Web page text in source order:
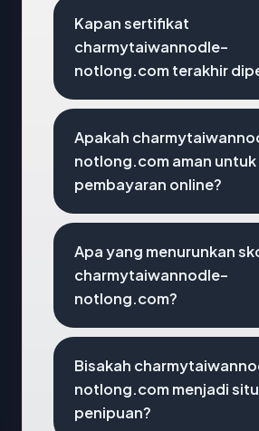
Kapan sertifikat
charmytaiwannodle-
notlong.com terakhir
Apakah
notlong.com aman untuk
pembayaran online?
Apa yang menurunkan
charmytaiwannodle-
notlong.com?
Bisakah
notlong.com menjadi
penipuan?